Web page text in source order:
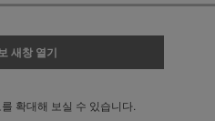
새창 열기
확대해 보실 수 있습니다.